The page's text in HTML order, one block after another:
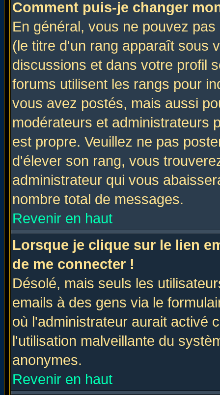
Comment puis-je changer
En général, vous ne pouvez
(le titre d'un rang apparaît sous
discussions et dans votre profil
forums utilisent les rangs pour
vous avez postés, mais aussi
modérateurs et administrateurs
est propre. Veuillez ne pas
d'élever son rang, vous
administrateur qui vous
nombre total de messages.
Revenir en haut
Lorsque je clique sur le lien
de me connecter !
Désolé, mais seuls les
emails à des gens via le
où l'administrateur aurait activé
l'utilisation malveillante du
anonymes.
Revenir en haut